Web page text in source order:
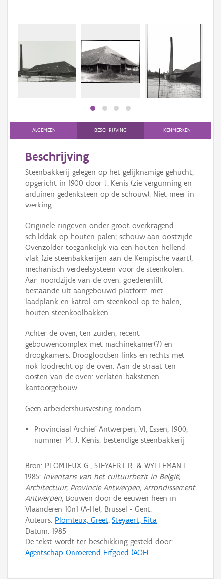
ALGEMEEN BESCHRIJVING KENMERKEN
Beschrijving
Steenbakkerij gelegen op het gelijknamige gehucht,
opgericht in 1900 door J. Kenis (zie vergunning en
arduinen gedenksteen op de schouw). Niet meer in
werking.
Originele ringoven onder groot overkragend
schilddak op houten palen; schouw aan oostzijde.
Ovenzolder toegankelijk via een houten hellend
vlak (zie steenbakkerijen aan de Kempische vaart);
mechanisch verdeelsysteem voor de steenkolen.
Aan noordzijde van de oven: goederenlift
bestaande uit aangebouwd platform met
laadplank en katrol om steenkool op te halen,
houten steenkoolbakken.
Achter de oven, ten zuiden, recent
gebouwencomplex met machinekamer(?) en
droogkamers. Droogloodsen links en rechts met
nok loodrecht op de oven. Aan de straat ten
oosten van de oven: verlaten bakstenen
kantoorgebouw.
Geen arbeidershuisvesting rondom.
Provinciaal Archief Antwerpen, VI, Essen, 1900,
nummer 14: J. Kenis: bestendige steenbakkerij
Bron: PLOMTEUX G., STEYAERT R. & WYLLEMAN L.
1985: Inventaris van het cultuurbezit in België,
Architectuur, Provincie Antwerpen, Arrondissement
Antwerpen, Bouwen door de eeuwen heen in
Vlaanderen 10n1 (A-He), Brussel - Gent.
Auteurs: Plomteux, Greet; Steyaert, Rita
Datum: 1985
De tekst wordt ter beschikking gesteld door:
Agentschap Onroerend Erfgoed (AOE)